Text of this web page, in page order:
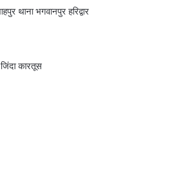
थाना भगवानपुर हरिद्वार
कारतूस